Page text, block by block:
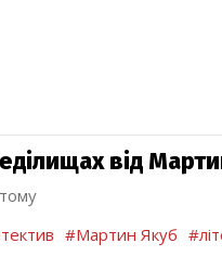
від
#Мартин Якуб